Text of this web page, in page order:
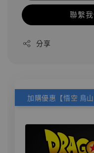
聯繫
分享